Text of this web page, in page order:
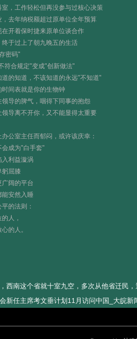
，工作轻松但再没参与过核心决策
去年纳税额超过原单位全年预算
开着保时捷来原单位谈合作
于过上了朝九晚五的生活
密码"
符合规定"变成"创新做法"
的知道，不该知道的永远"不知道"
间表就是你的生物钟
导的脾气，咽得下同事的抱怨
导离不开你，又不能显得太重要
公室主任而郁闷，或许该庆幸：
成为"白手套"
利益漩涡
躬屈膝
阔的平台
能安然入睡
的法则：
人，
的人。
西南这个省就十室九空，多次从他省迁民
新任主席考文垂计划11月访问中国_大皖新